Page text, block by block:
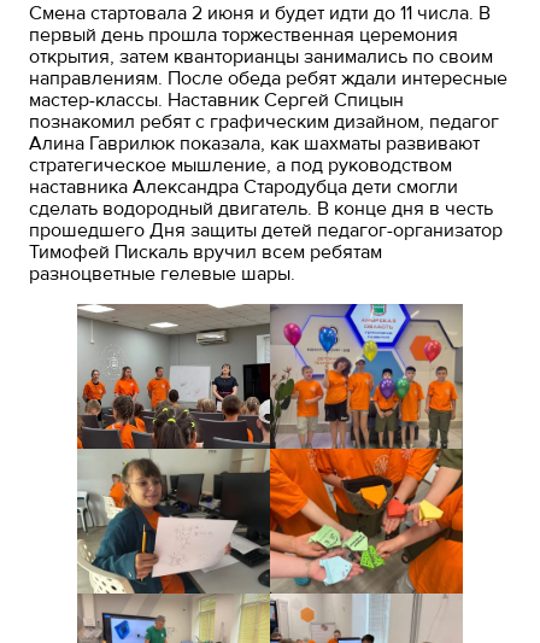
Смена стартовала 2 июня и будет идти до 11 числа. В
первый день прошла торжественная церемония
открытия, затем кванторианцы занимались по своим
направлениям. После обеда ребят ждали интересные
мастер-классы. Наставник Сергей Спицын
познакомил ребят с графическим дизайном, педагог
Алина Гаврилюк показала, как шахматы развивают
стратегическое мышление, а под руководством
наставника Александра Стародубца дети смогли
сделать водородный двигатель. В конце дня в честь
прошедшего Дня защиты детей педагог-организатор
Тимофей Пискаль вручил всем ребятам
разноцветные гелевые шары.